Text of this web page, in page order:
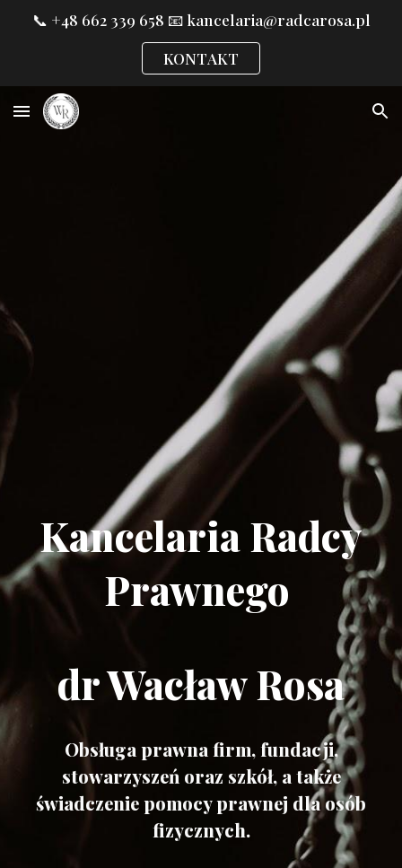
Skip to main content Skip to navigation
📞 +48 662 339 658 ㅤ📧 kancelaria@radcarosa.pl
KONTAKT
Kancelaria Radcy
Prawnego
dr Wacław Rosa
Obsługa prawna firm, fundacji,
stowarzyszeń oraz szkół, a także
świadczenie pomocy prawnej dla osób
fizycznych.